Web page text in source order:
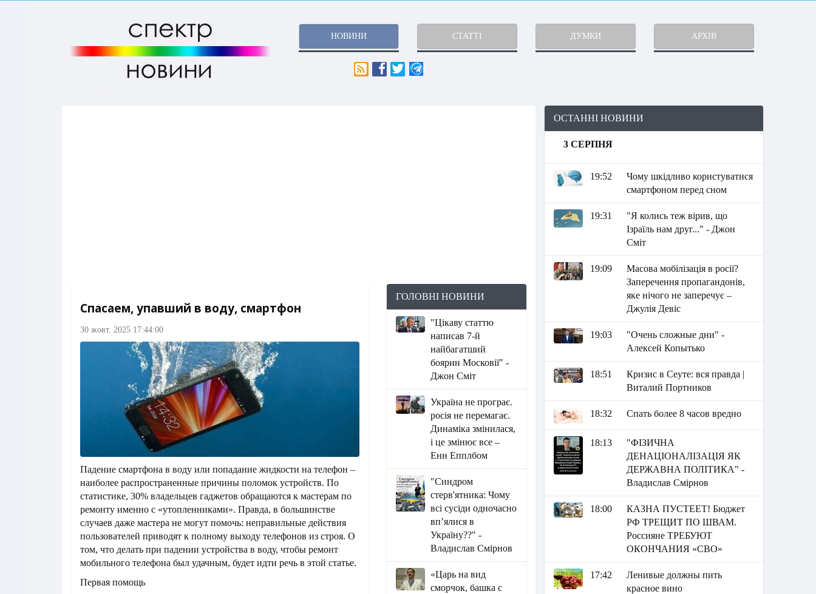
НОВИНИ СТАТТІ ДУМКИ АРХІВ
Спасаем, упавший в воду, смартфон
30 жовт. 2025 17:44:00
Падение смартфона в воду или попадание жидкости на телефон –
наиболее распространенные причины поломок устройств. По
статистике, 30% владельцев гаджетов обращаются к мастерам по
ремонту именно с «утопленниками». Правда, в большинстве
случаев даже мастера не могут помочь: неправильные действия
пользователей приводят к полному выходу телефонов из строя. О
том, что делать при падении устройства в воду, чтобы ремонт
мобильного телефона был удачным, будет идти речь в этой статье.
Первая помощь
ГОЛОВНІ НОВИНИ
"Цікаву статтю
написав 7-й
найбагатший
боярин Московії" -
Джон Сміт
Україна не програє.
росія не перемагає.
Динаміка змінилася,
і це змінює все –
Енн Епплбом
"Синдром
стерв'ятника: Чому
всі сусіди одночасно
вп’ялися в
Україну??" -
Владислав Смірнов
«Царь на вид
сморчок, башка с
ОСТАННІ НОВИНИ
3 СЕРПНЯ
19:52
Чому шкідливо користуватися
смартфоном перед сном
19:31
"Я колись теж вірив, що
Ізраїль нам друг..." - Джон
Сміт
19:09
Масова мобілізація в росії?
Заперечення пропагандонів,
яке нічого не заперечує –
Джулія Девіс
19:03
"Очень сложные дни" -
Алексей Копытько
18:51
Кризис в Сеуте: вся правда |
Виталий Портников
18:32 Спать более 8 часов вредно
18:13
"ФІЗИЧНА
ДЕНАЦІОНАЛІЗАЦІЯ ЯК
ДЕРЖАВНА ПОЛІТИКА" -
Владислав Смірнов
18:00
КАЗНА ПУСТЕЕТ! Бюджет
РФ ТРЕЩИТ ПО ШВАМ.
Россияне ТРЕБУЮТ
ОКОНЧАНИЯ «СВО»
17:42
Ленивые должны пить
красное вино